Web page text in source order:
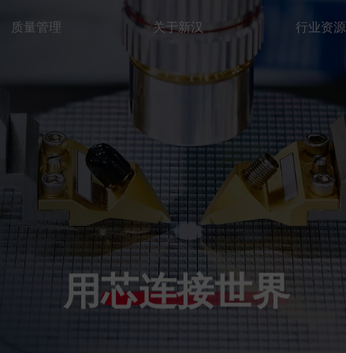
质量管理 关于新汉 行业资源
用芯连接世界